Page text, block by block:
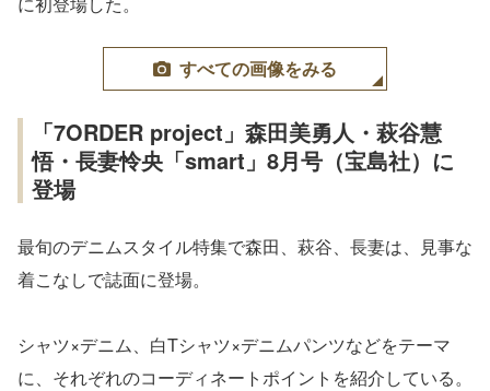
すべての画像をみる
「7ORDER project」森田美勇人・萩谷慧
悟・長妻怜央「smart」8月号（宝島社）に
登場
最旬のデニムスタイル特集で森田、萩谷、長妻は、見事な
着こなしで誌面に登場。
シャツ×デニム、白Tシャツ×デニムパンツなどをテーマ
に、それぞれのコーディネートポイントを紹介している。